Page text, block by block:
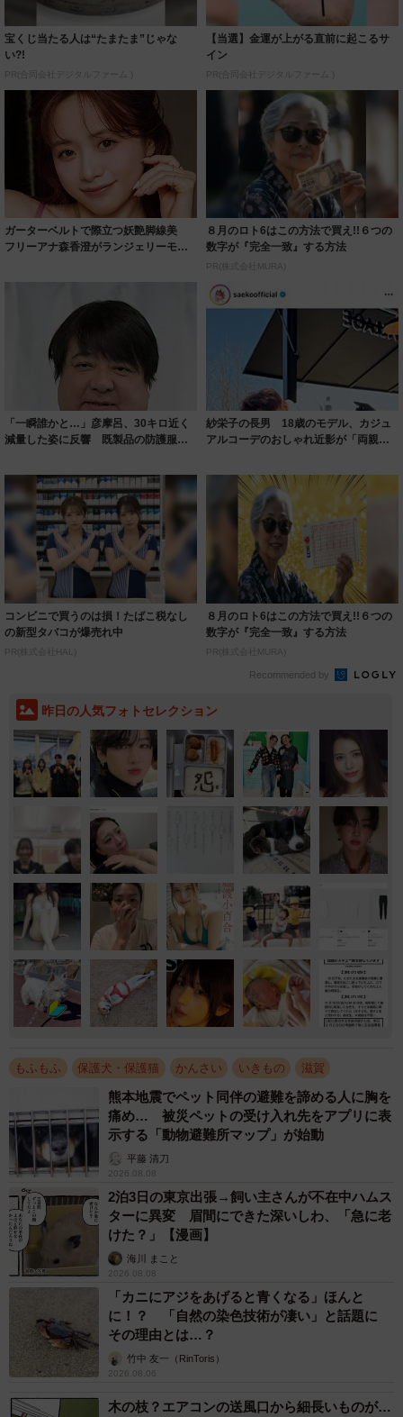
宝くじ当たる人は“たまたま”じゃな
い?!
PR(合同会社デジタルファーム )
【当選】金運が上がる直前に起こるサ
イン
PR(合同会社デジタルファーム )
ガーターベルトで際立つ妖艶脚線美
フリーアナ森香澄がランジェリーモデ
８月のロト6はこの方法で買え!!６つの
数字が『完全一致』する方法
PR(株式会社MURA)
「一瞬誰かと…」彦摩呂、30キロ近く
減量した姿に反響 既製品の防護服が
紗栄子の長男 18歳のモデル、カジュ
アルコーデのおしゃれ近影が「両親の
コンビニで買うのは損！たばこ税なし
の新型タバコが爆売れ中
PR(株式会社HAL)
８月のロト6はこの方法で買え!!６つの
数字が『完全一致』する方法
PR(株式会社MURA)
Recommended by
昨日の人気フォトセレクション
もふもふ 保護犬・保護猫 かんさい いきもの 滋賀
熊本地震でペット同伴の避難を諦める人に胸を
痛め… 被災ペットの受け入れ先をアプリに表
示する「動物避難所マップ」が始動
平藤 清刀
2026.08.08
2泊3日の東京出張→飼い主さんが不在中ハムス
ターに異変 眉間にできた深いしわ、「急に老
けた？」【漫画】
海川 まこと
2026.08.08
「カニにアジをあげると青くなる」ほんと
に！？ 「自然の染色技術が凄い」と話題に
その理由とは…？
竹中 友一（RinToris）
2026.08.06
木の枝？エアコンの送風口から細長いものが…